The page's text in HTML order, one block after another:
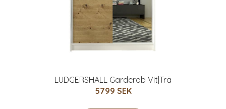
LUDGERSHALL Garderob Vit|Trä
5799 SEK